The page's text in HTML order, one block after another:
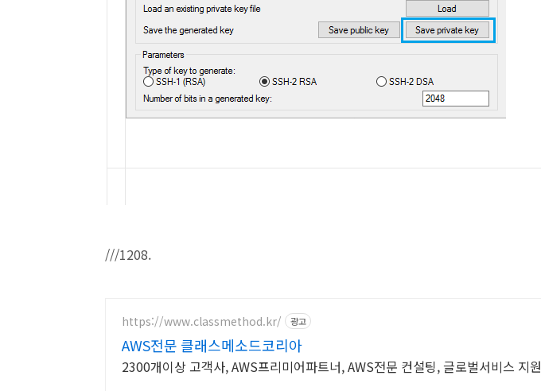
///1208.
https://www.classmethod.kr/ 광고
AWS전문 클래스메소드코리아
2300개이상 고객사, AWS프리미어파트너, AWS전문 컨설팅, 글로벌서비스 지원